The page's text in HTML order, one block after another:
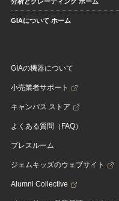
GIAについて ホーム
GIAの機器について
小売業者サポート
キャンパス ストア
よくある質問（FAQ）
プレスルーム
ジェムキッズのウェブサイト
Alumni Collective